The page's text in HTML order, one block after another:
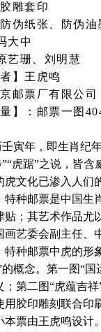
雕套印
伪纸张、防伪
大中
艺珊、刘明慧
】王虎鸣
邮票厂有限公司
量】：邮票一图
寅年，即生肖纪
”“虎踞”之说，皆
虎文化已渗入人们
邮票是中国生肖
贴；其艺术作品尤
画艺委会副主任、
邮票中虎的形象
的概念。第一图“
；第二图“虎蕴吉
印雕刻联合印刷
由王虎鸣设计。